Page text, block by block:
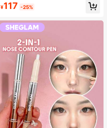
ルな装飾シール、パーティー・ホリ
デー写真装飾用、フェイス装飾シー
ル、パーティー装飾シール、ルーム
デコレーション、バニティ、寝室、
旅行、旅行必需品、装飾アクセサリ
ー、経済的で実用的、ストッキング
スタッファー、メイクアップツー
ル、手頃な商品、ギフト、ノベルテ
ィ、女性向けギフト、クリスマスギ
フト、エステティック
¥117 -25%